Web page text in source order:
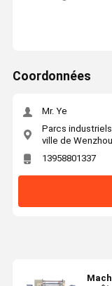
Coordonnées
Mr. Ye
Parcs industriels
ville de Wenzhou
13958801337